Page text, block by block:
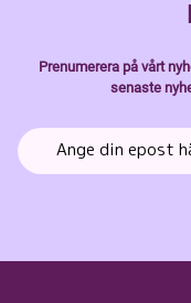
Prenumerera på vårt
senaste